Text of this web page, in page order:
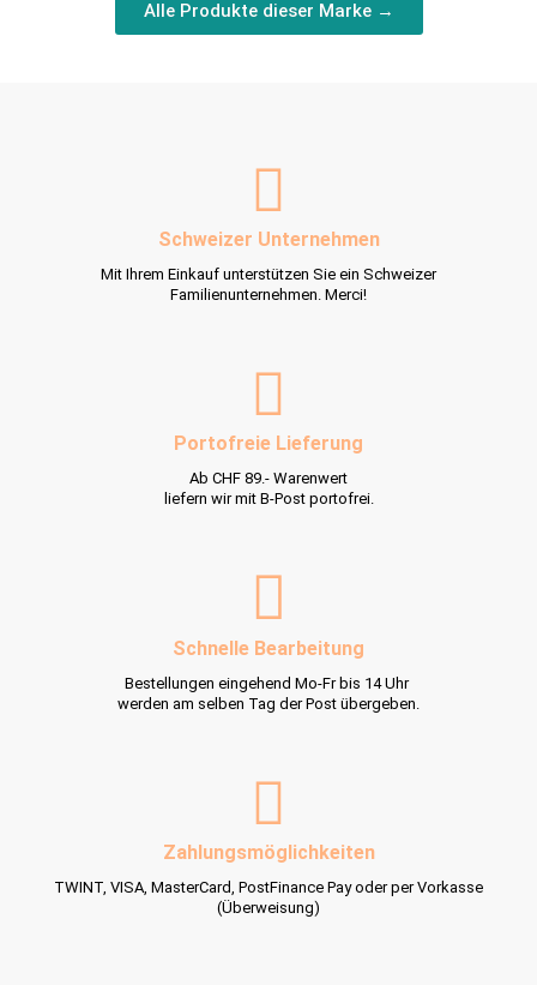
Alle Produkte dieser Marke →
Schweizer Unternehmen
Mit Ihrem Einkauf unterstützen Sie ein Schweizer
Familienunternehmen. Merci!
Portofreie Lieferung
Ab CHF 89.- Warenwert
liefern wir mit B-Post portofrei.
Schnelle Bearbeitung
Bestellungen eingehend Mo-Fr bis 14 Uhr
werden am selben Tag der Post übergeben.
Zahlungsmöglichkeiten
TWINT, VISA, MasterCard, PostFinance Pay oder per Vorkasse
(Überweisung)